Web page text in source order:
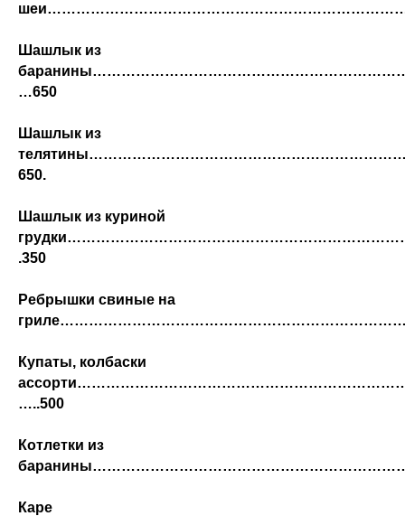
Шашлык из
…650
Шашлык из
650.
Шашлык из куриной
.350
Ребрышки свиные на
Купаты, колбаски
…..500
Котлетки из
Каре